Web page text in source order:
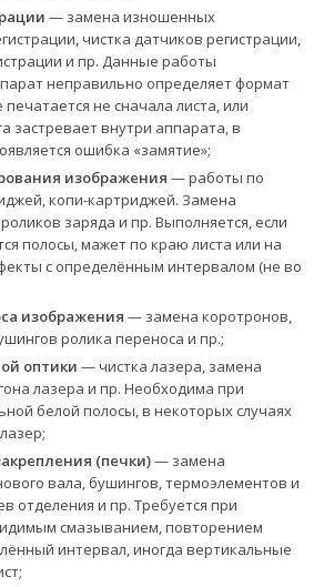
— замена изношенных
чистка датчиков регистрации,
и пр. Данные работы
неправильно определяет формат
не сначала листа, или
застревает внутри аппарата, в
ошибка «замятие»;
изображения — работы по
копи-картриджей. Замена
заряда и пр. Выполняется, если
полосы, мажет по краю листа или на
с определённым интервалом (не во
изображения — замена коротронов,
ролика переноса и пр.;
оптики — чистка лазера, замена
лазера и пр. Необходима при
белой полосы, в некоторых случаях
(печки)— замена
вала, бушингов, термоэлементов и
отделения и пр. Требуется при
смазыванием, повторением
интервал, иногда вертикальные